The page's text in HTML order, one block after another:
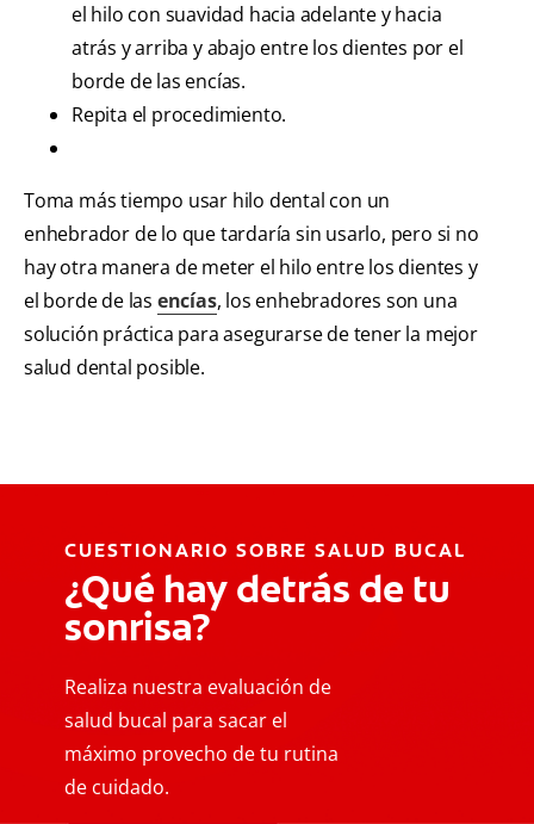
el hilo con suavidad hacia adelante y hacia
atrás y arriba y abajo entre los dientes por el
borde de las encías.
Repita el procedimiento.
Toma más tiempo usar hilo dental con un
enhebrador de lo que tardaría sin usarlo, pero si no
hay otra manera de meter el hilo entre los dientes y
el borde de las encías, los enhebradores son una
solución práctica para asegurarse de tener la mejor
salud dental posible.
CUESTIONARIO SOBRE SALUD BUCAL
¿Qué hay detrás de tu
sonrisa?
Realiza nuestra evaluación de
salud bucal para sacar el
máximo provecho de tu rutina
de cuidado.